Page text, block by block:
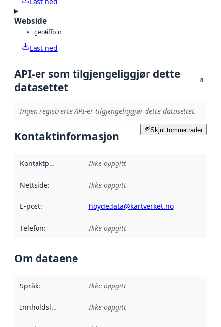
Webside
geotiffbin
Last ned
API-er som tilgjengeliggjør dette
datasettet
0
Ingen registrerte API-er tilgjengeliggjør dette datasettet.
Skjul tomme rader
Kontaktinformasjon
Kontaktpunkt Ikke oppgitt
Nettside: Ikke oppgitt
E-post: hoydedata@kartverket.no
Telefon: Ikke oppgitt
Om dataene
Språk: Ikke oppgitt
Innholdsleverandører :
Ikke oppgitt